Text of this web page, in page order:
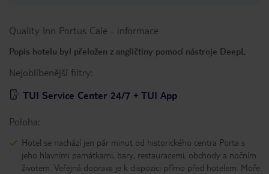
Quality Inn Portus Cale - informace
Popis hotelu byl přeložen z angličtiny pomocí nástroje DeepL
Nejoblíbenější filtry:
TUI Service Center 24/7 + TUI App
Poloha:
Hotel se nachází jen pár minut od historického centra Porta s
jeho hlavními památkami, bary, restauracemi, obchody a nočním
životem. Veřejná doprava je k dispozici přímo před hotelem. Moře